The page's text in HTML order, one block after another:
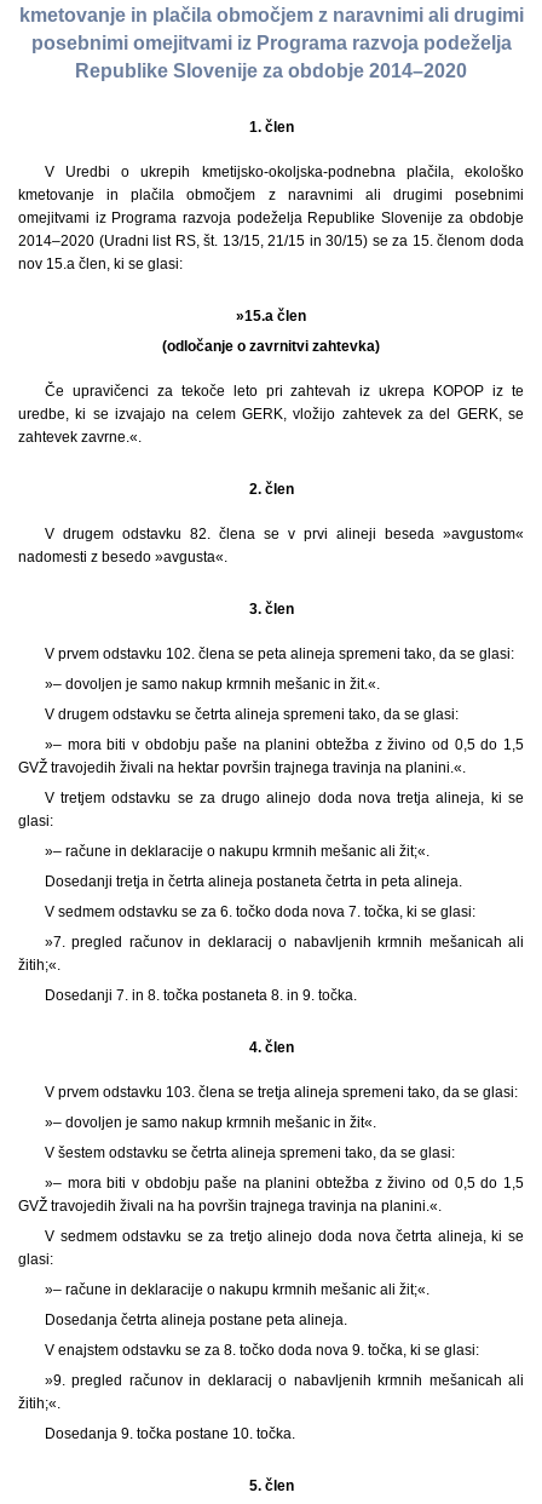
kmetovanje in plačila območjem z naravnimi ali drugimi
posebnimi omejitvami iz Programa razvoja podeželja
Republike Slovenije za obdobje 2014–2020
1. člen
V Uredbi o ukrepih kmetijsko-okoljska-podnebna plačila, ekološko
kmetovanje in plačila območjem z naravnimi ali drugimi posebnimi
omejitvami iz Programa razvoja podeželja Republike Slovenije za obdobje
2014–2020 (Uradni list RS, št. 13/15, 21/15 in 30/15) se za 15. členom doda
nov 15.a člen, ki se glasi:
»15.a člen
(odločanje o zavrnitvi zahtevka)
Če upravičenci za tekoče leto pri zahtevah iz ukrepa KOPOP iz te
uredbe, ki se izvajajo na celem GERK, vložijo zahtevek za del GERK, se
zahtevek zavrne.«.
2. člen
V drugem odstavku 82. člena se v prvi alineji beseda »avgustom«
nadomesti z besedo »avgusta«.
3. člen
V prvem odstavku 102. člena se peta alineja spremeni tako, da se glasi:
»– dovoljen je samo nakup krmnih mešanic in žit.«.
V drugem odstavku se četrta alineja spremeni tako, da se glasi:
»– mora biti v obdobju paše na planini obtežba z živino od 0,5 do 1,5
GVŽ travojedih živali na hektar površin trajnega travinja na planini.«.
V tretjem odstavku se za drugo alinejo doda nova tretja alineja, ki se
glasi:
»– račune in deklaracije o nakupu krmnih mešanic ali žit;«.
Dosedanji tretja in četrta alineja postaneta četrta in peta alineja.
V sedmem odstavku se za 6. točko doda nova 7. točka, ki se glasi:
»7. pregled računov in deklaracij o nabavljenih krmnih mešanicah ali
žitih;«.
Dosedanji 7. in 8. točka postaneta 8. in 9. točka.
4. člen
V prvem odstavku 103. člena se tretja alineja spremeni tako, da se glasi:
»– dovoljen je samo nakup krmnih mešanic in žit«.
V šestem odstavku se četrta alineja spremeni tako, da se glasi:
»– mora biti v obdobju paše na planini obtežba z živino od 0,5 do 1,5
GVŽ travojedih živali na ha površin trajnega travinja na planini.«.
V sedmem odstavku se za tretjo alinejo doda nova četrta alineja, ki se
glasi:
»– račune in deklaracije o nakupu krmnih mešanic ali žit;«.
Dosedanja četrta alineja postane peta alineja.
V enajstem odstavku se za 8. točko doda nova 9. točka, ki se glasi:
»9. pregled računov in deklaracij o nabavljenih krmnih mešanicah ali
žitih;«.
Dosedanja 9. točka postane 10. točka.
5. člen